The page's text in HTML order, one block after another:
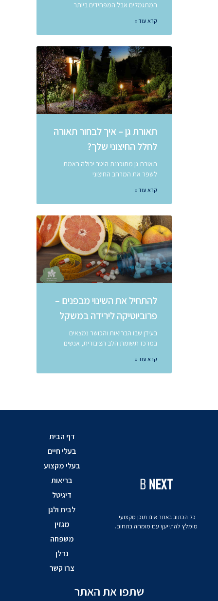
המתגמלים אבל המפחידים ביותר
קרא עוד »
תאורת גן – איך לבחור תאורה
לחלל החיצוני שלך?
תאורת גן מתוכננת היטב יכולה באמת
לשפר את המרחב החיצוני
קרא עוד »
להתחיל את השינוי מבפנים –
פרוביוטיקה לירידה במשקל
בעידן שבו הבריאות והכושר נמצאים
במרכז תשומת הלב הציבורית, אנשים
קרא עוד »
כל הכתוב באתר אינו תוכן מקצועי.
מומלץ להתייעץ עם מומחה בתחום.
דף הבית
בעלי חיים
בעלי מקצוע
בריאות
דיגיטל
לבית ולגן
מגזין
משפחה
נדלן
צרו קשר
שתפו את האתר